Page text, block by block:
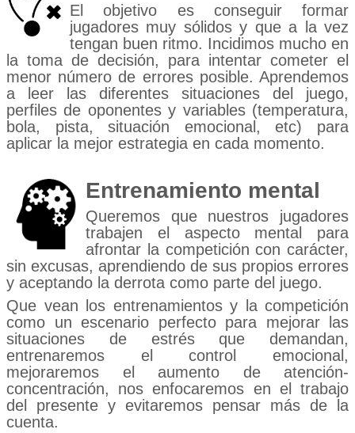
El objetivo es conseguir formar
jugadores muy sólidos y que a la vez
tengan buen ritmo. Incidimos mucho en
la toma de decisión, para intentar cometer el
menor número de errores posible. Aprendemos
a leer las diferentes situaciones del juego,
perfiles de oponentes y variables (temperatura,
bola, pista, situación emocional, etc) para
aplicar la mejor estrategia en cada momento.
Entrenamiento mental
Queremos que nuestros jugadores
trabajen el aspecto mental para
afrontar la competición con carácter,
sin excusas, aprendiendo de sus propios errores
y aceptando la derrota como parte del juego.
Que vean los entrenamientos y la competición
como un escenario perfecto para mejorar las
situaciones de estrés que demandan,
entrenaremos el control emocional,
mejoraremos el aumento de atención-
concentración, nos enfocaremos en el trabajo
del presente y evitaremos pensar más de la
cuenta.